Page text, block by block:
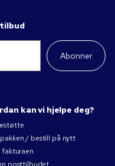
Abonner
kan vi hjelpe deg?
/ bestill på nytt
fakturaen